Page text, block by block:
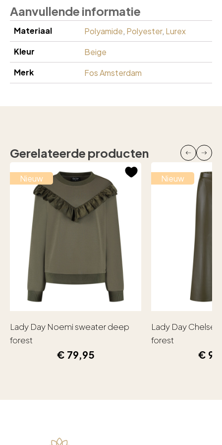
Aanvullende informatie
Materiaal Polyamide, Polyester, Lurex
Kleur
Beige
Merk
Fos Amsterdam
Gerelateerde producten
Nieuw
Lady Day Noemi sweater deep
forest
€ 79,95
Nieuw
Lady Day
forest
€